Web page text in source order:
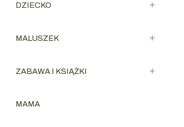
Kategoria - DZIECKO
DZIECKO
Kategoria - MALUSZEK
MALUSZEK
Kategoria - ZABAWA I KSIĄŻKI
ZABAWA I KSIĄŻKI
Kategoria - MAMA
MAMA